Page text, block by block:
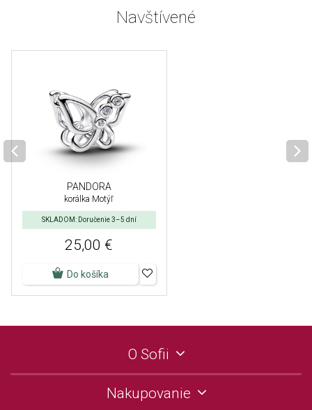
Navštívené
PANDORA
korálka Motýľ
SKLADOM: Doručenie 3–5 dní
25,00 €
Do košíka
O Sofii
Nakupovanie